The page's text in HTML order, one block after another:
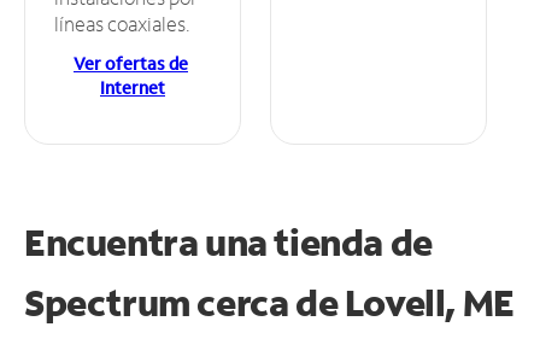
líneas coaxiales.
Ver ofertas de
Internet
Encuentra una tienda de
Spectrumcerca de Lovell, ME